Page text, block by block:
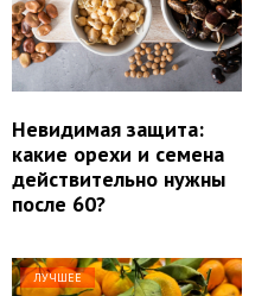
Невидимая защита:
какие орехи и семена
действительно нужны
после 60?
ЛУЧШЕЕ